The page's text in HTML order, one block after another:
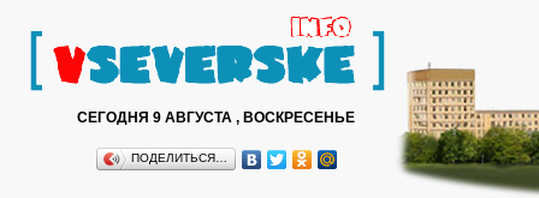
СЕГОДНЯ 9 АВГУСТА , ВОСКРЕСЕНЬЕ
ПОДЕЛИТЬСЯ…